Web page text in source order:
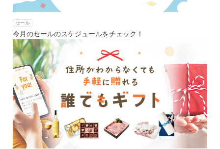
セール
今月のセールのスケジュールをチェック！